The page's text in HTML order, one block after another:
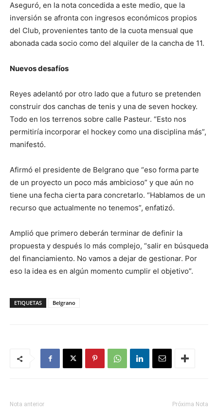
Aseguró, en la nota concedida a este medio, que la
inversión se afronta con ingresos económicos propios
del Club, provenientes tanto de la cuota mensual que
abonada cada socio como del alquiler de la cancha de 11.
Nuevos desafíos
Reyes adelantó por otro lado que a futuro se pretenden
construir dos canchas de tenis y una de seven hockey.
Todo en los terrenos sobre calle Pasteur. “Esto nos
permitiría incorporar el hockey como una disciplina más”,
manifestó.
Afirmó el presidente de Belgrano que “eso forma parte
de un proyecto un poco más ambicioso” y que aún no
tiene una fecha cierta para concretarlo. “Hablamos de un
recurso que actualmente no tenemos”, enfatizó.
Amplió que primero deberán terminar de definir la
propuesta y después lo más complejo, “salir en búsqueda
del financiamiento. No vamos a dejar de gestionar. Por
eso la idea es en algún momento cumplir el objetivo”.
ETIQUETAS Belgrano
Nota anterior Próxima Nota